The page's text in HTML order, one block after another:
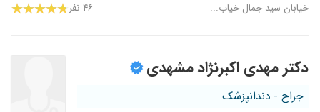
خیابان سید جمال خیاب... ۴۶ نفر
دکتر مهدی اکبرنژاد مشهدی
جراح - دندانپزشک